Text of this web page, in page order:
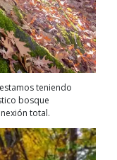
teniendo
bosque
total.